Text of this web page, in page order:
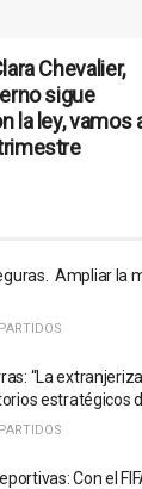
Chevalier,
sigue
la ley, vamos
Ampliar la
“La
estratégicos
Con el